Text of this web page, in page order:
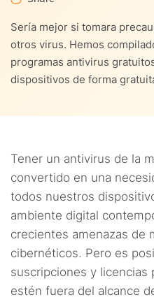
Sería mejor si tomara
otros virus. Hemos
programas antivirus
dispositivos de forma
Tener un antivirus de la
convertido en una
todos nuestros
ambiente digital
crecientes amenazas de
cibernéticos. Pero es
suscripciones y licencias
estén fuera del alcance
3.7. 7. Panda Free Antivirus
5.4. Consumo de recursos
5.5. Genuinamente gratuito
6.2. 2. McAfee
6.3. 3. Avast
7. ¿Es riesgoso utilizar un
8. ¿Es suficiente un antivirus
9. Conclusión